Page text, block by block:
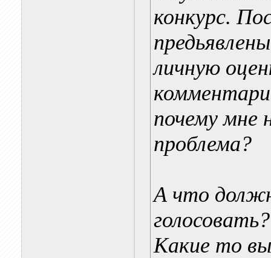
конкурс.
личную
почему мне
проблема?
А что
голосовать?
Какие то вы